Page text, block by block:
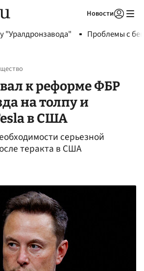
Новости
"Уралдронзавода" Проблемы с
к реформе ФБР
на толпу и
в США
серьезной
теракта в США